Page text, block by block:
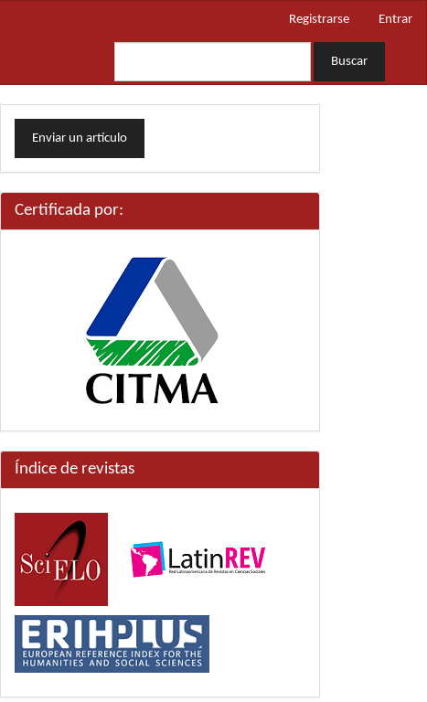
Registrarse Entrar
Buscar
Enviar
unEnviar un artículo
Certificada por:
Índice de revistas